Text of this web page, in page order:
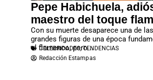
Pepe Habichuela,
maestro del toque
Con su muerte desaparece una de
grandes figuras de una época
el flamenco, pero...
CELEBRIDADES,TENDENCIAS
Redacción Estampas